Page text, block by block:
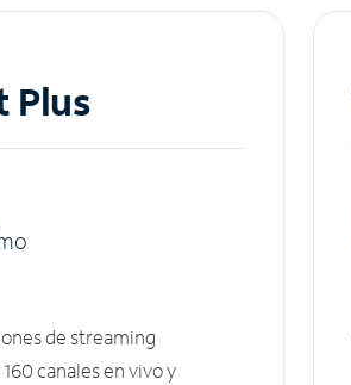
Plus
o
de streaming
canales en vivo y